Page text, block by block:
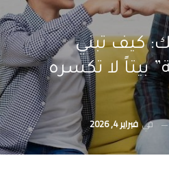
كيف تبني
بيتاً لا تكسره
فيفبراير 4, 2026